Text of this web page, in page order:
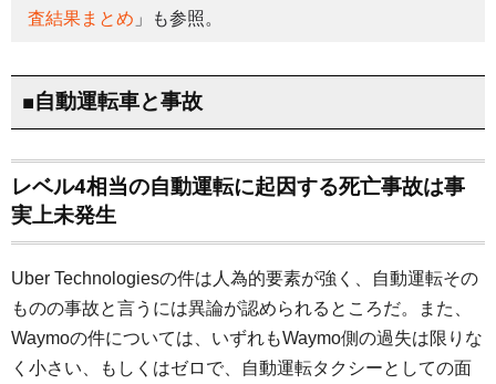
査結果まとめ 」も参照。
■自動運転車と事故
レベル4相当の自動運転に起因する死亡事故は事
実上未発生
Uber Technologiesの件は人為的要素が強く、自動運転その
ものの事故と言うには異論が認められるところだ。また、
Waymoの件については、いずれもWaymo側の過失は限りな
く小さい、もしくはゼロで、自動運転タクシーとしての面